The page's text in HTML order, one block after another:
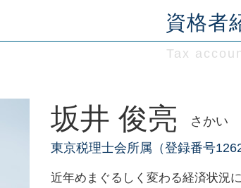
節税対策とは
税務相談 税理士
資金調達 税金
資金調達 税理士
節税対策 設備投資
税務調査 法人
資金調達 方法
経営相談 東京都
税務相談・顧問 東京都
会社設立 千葉県
会社設立 東京都
税務相談・顧問 神奈
創業支援 千葉県
経営相談 神奈川県
税務相談・顧問 千葉県
資格者
坂井 俊亮
さかい
東京税理士会所属（登録番号
近年めまぐるしく変わる経済状況